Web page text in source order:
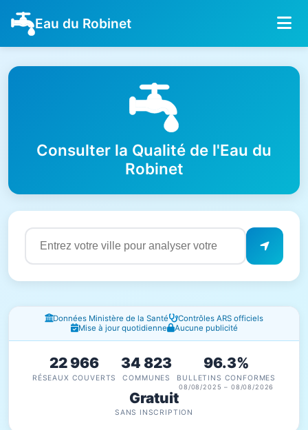
Eau du Robinet
Consulter la Qualité de l'Eau du
Robinet
Résultats de qualité de l'eau
Fenêtres d'information
Données Ministère de la Santé
Contrôles ARS officiels
Mise à jour quotidienne
Aucune publicité
22 966
RÉSEAUX COUVERTS
34 823
COMMUNES
96.3%
BULLETINS CONFORMES
08/08/2025 – 08/08/2026
Gratuit
SANS INSCRIPTION